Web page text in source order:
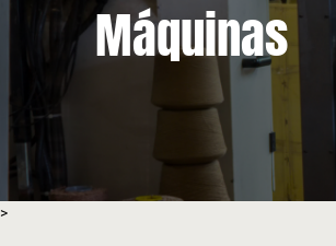
Máquinas
>